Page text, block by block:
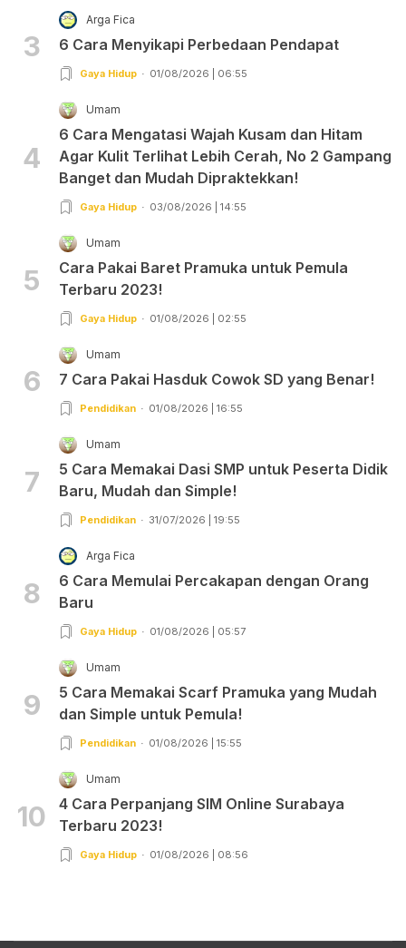
3
Arga Fica
6 Cara Menyikapi Perbedaan Pendapat
Gaya Hidup 01/08/2026 | 06:55
4
Umam
6 Cara Mengatasi Wajah Kusam dan Hitam
Agar Kulit Terlihat Lebih Cerah, No 2 Gampang
Banget dan Mudah Dipraktekkan!
Gaya Hidup 03/08/2026 | 14:55
5
Umam
Cara Pakai Baret Pramuka untuk Pemula
Terbaru 2023!
Gaya Hidup 01/08/2026 | 02:55
6
Umam
7 Cara Pakai Hasduk Cowok SD yang Benar!
Pendidikan 01/08/2026 | 16:55
7
Umam
5 Cara Memakai Dasi SMP untuk Peserta Didik
Baru, Mudah dan Simple!
Pendidikan 31/07/2026 | 19:55
8
Arga Fica
6 Cara Memulai Percakapan dengan Orang
Baru
Gaya Hidup 01/08/2026 | 05:57
9
Umam
5 Cara Memakai Scarf Pramuka yang Mudah
dan Simple untuk Pemula!
Pendidikan 01/08/2026 | 15:55
10
Umam
4 Cara Perpanjang SIM Online Surabaya
Terbaru 2023!
Gaya Hidup 01/08/2026 | 08:56